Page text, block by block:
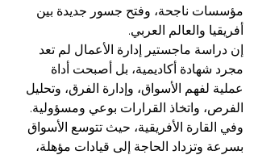
مؤسسات ناجحة، وفتح جسور جديدة بين
أفريقيا والعالم العربي.
إن دراسة ماجستير إدارة الأعمال لم تعد
مجرد شهادة أكاديمية، بل أصبحت أداة
عملية لفهم الأسواق، وإدارة الفرق، وتحليل
الفرص، واتخاذ القرارات بوعي ومسؤولية.
وفي القارة الأفريقية، حيث تتوسع الأسواق
بسرعة وتزداد الحاجة إلى قيادات مؤهلة،